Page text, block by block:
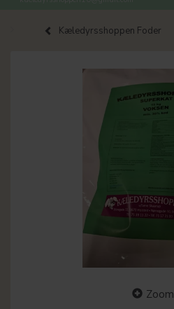
Kæledyrsshoppen Foder
Zoom